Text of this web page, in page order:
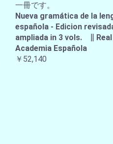
一冊です。
Nueva gramática de la
española - Edicion
ampliada in 3 vols. ∥ Real
Academia Española
￥52,140